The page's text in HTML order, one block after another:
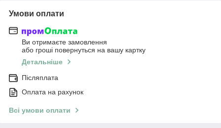
Умови оплати
Ви отримаєте замовлення
або гроші повернуться на вашу картку
Детальніше
Післяплата
Оплата на рахунок
Всі умови оплати